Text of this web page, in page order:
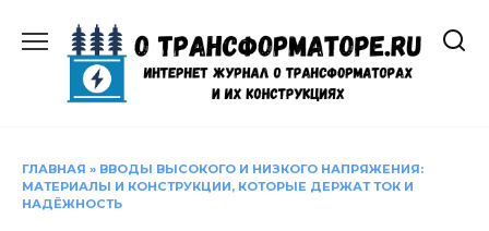
содержанию
ГЛАВНАЯ » ВВОДЫ ВЫСОКОГО И НИЗКОГО НАПРЯЖЕНИЯ:
МАТЕРИАЛЫ И КОНСТРУКЦИИ, КОТОРЫЕ ДЕРЖАТ ТОК И
НАДЁЖНОСТЬ